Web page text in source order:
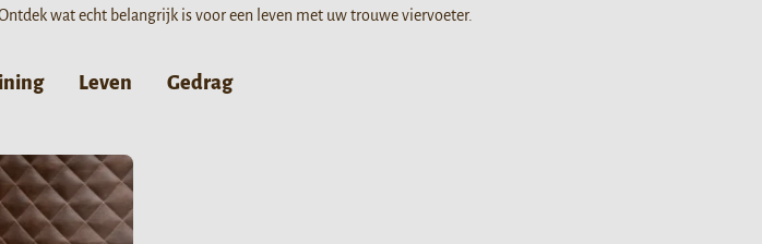
wat echt belangrijk is voor een leven met uw trouwe viervoeter.
Leven Gedrag